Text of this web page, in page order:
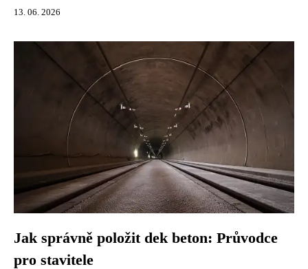
13. 06. 2026
Jak správně položit dek beton: Průvodce
pro stavitele